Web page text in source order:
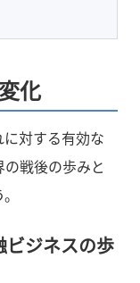
化
対する有効な
戦後の歩みと
ビジネスの歩